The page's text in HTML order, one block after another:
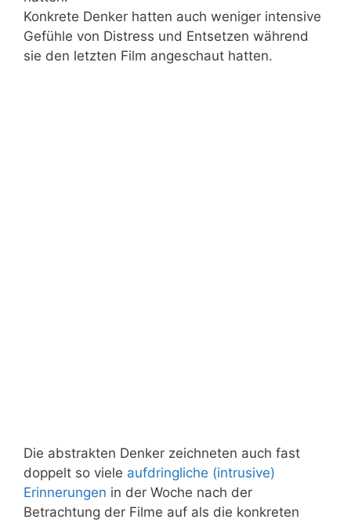
Konkrete Denker hatten auch weniger intensive
Gefühle von Distress und Entsetzen während
sie den letzten Film angeschaut hatten.
Die abstrakten Denker zeichneten auch fast
doppelt so viele aufdringliche (intrusive)
Erinnerungen in der Woche nach der
Betrachtung der Filme auf als die konkreten